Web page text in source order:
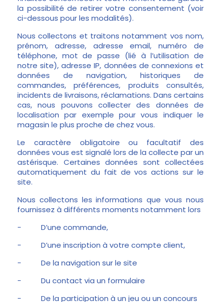
la possibilité de retirer votre consentement (voir
ci-dessous pour les modalités).
Nous collectons et traitons notamment vos nom,
prénom, adresse, adresse email, numéro de
téléphone, mot de passe (lié à l’utilisation de
notre site), adresse IP, données de connexions et
données de navigation, historiques de
commandes, préférences, produits consultés,
incidents de livraisons, réclamations. Dans certains
cas, nous pouvons collecter des données de
localisation par exemple pour vous indiquer le
magasin le plus proche de chez vous.
Le caractère obligatoire ou facultatif des
données vous est signalé lors de la collecte par un
astérisque. Certaines données sont collectées
automatiquement du fait de vos actions sur le
site.
Nous collectons les informations que vous nous
fournissez à différents moments notamment lors
-
D’une commande,
-
D’une inscription à votre compte client,
-
De la navigation sur le site
-
Du contact via un formulaire
-
De la participation à un jeu ou un concours